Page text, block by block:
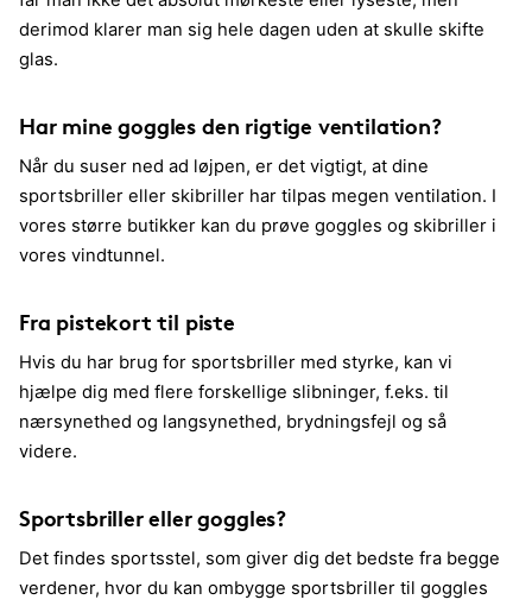
derimod klarer man sig hele dagen uden at skulle skifte
glas.
Har mine goggles den rigtige ventilation?
Når du suser ned ad løjpen, er det vigtigt, at dine
sportsbriller eller skibriller har tilpas megen ventilation. I
vores større butikker kan du prøve goggles og skibriller i
vores vindtunnel.
Fra pistekort til piste
Hvis du har brug for sportsbriller med styrke, kan vi
hjælpe dig med flere forskellige slibninger, f.eks. til
nærsynethed og langsynethed, brydningsfejl og så
videre.
Sportsbriller eller goggles?
Det findes sportsstel, som giver dig det bedste fra begge
verdener, hvor du kan ombygge sportsbriller til goggles